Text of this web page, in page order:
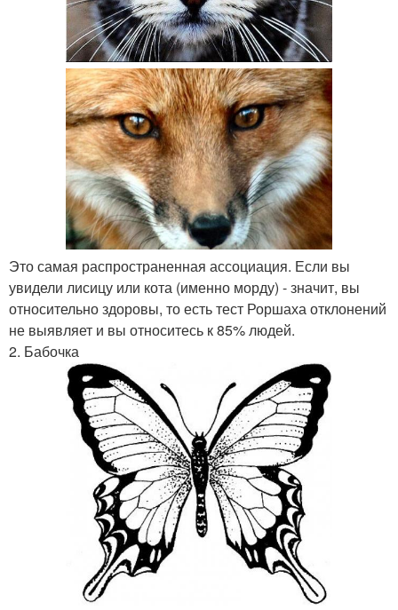
Это самая распространенная ассоциация. Если вы
увидели лисицу или кота (именно морду) - значит, вы
относительно здоровы, то есть тест Роршаха отклонений
не выявляет и вы относитесь к 85% людей.
2. Бабочка